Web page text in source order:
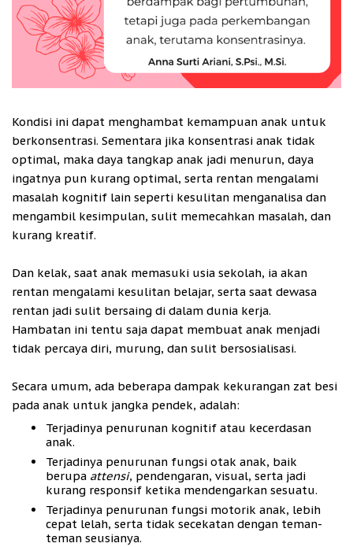
Kondisi ini dapat menghambat kemampuan anak untuk
berkonsentrasi. Sementara jika konsentrasi anak tidak
optimal, maka daya tangkap anak jadi menurun, daya
ingatnya pun kurang optimal, serta rentan mengalami
masalah kognitif lain seperti kesulitan menganalisa dan
mengambil kesimpulan, sulit memecahkan masalah, dan
kurang kreatif.
Dan kelak, saat anak memasuki usia sekolah, ia akan
rentan mengalami kesulitan belajar, serta saat dewasa
rentan jadi sulit bersaing di dalam dunia kerja.
Hambatan ini tentu saja dapat membuat anak menjadi
tidak percaya diri, murung, dan sulit bersosialisasi.
Secara umum, ada beberapa dampak kekurangan zat besi
pada anak untuk jangka pendek, adalah:
Terjadinya penurunan kognitif atau kecerdasan
anak.
Terjadinya penurunan fungsi otak anak, baik
berupa attensi, pendengaran, visual, serta jadi
kurang responsif ketika mendengarkan sesuatu.
Terjadinya penurunan fungsi motorik anak, lebih
cepat lelah, serta tidak secekatan dengan teman-
teman seusianya.